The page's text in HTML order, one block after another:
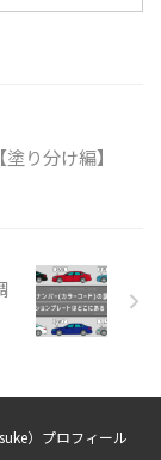
り分け編】
）プロフィール